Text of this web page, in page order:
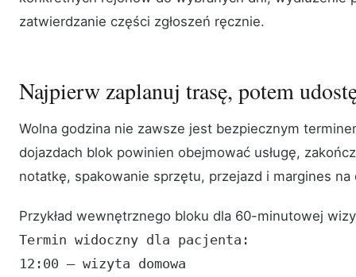
zatwierdzanie części zgłoszeń ręcznie.
Najpierw zaplanuj trasę, potem
Wolna godzina nie zawsze jest bezpiecznym
dojazdach blok powinien obejmować usługę,
notatkę, spakowanie sprzętu, przejazd i margines na
Przykład wewnętrznego bloku dla 60-minutowej
Termin widoczny dla pacjenta:
12:00 — wizyta domowa